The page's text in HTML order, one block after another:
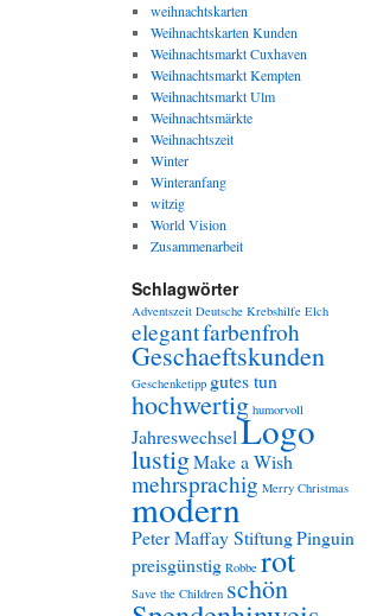
weihnachtskarten
Weihnachtskarten Kunden
Weihnachtsmarkt Cuxhaven
Weihnachtsmarkt Kempten
Weihnachtsmarkt Ulm
Weihnachtsmärkte
Weihnachtszeit
Winter
Winteranfang
witzig
World Vision
Zusammenarbeit
Schlagwörter
Adventszeit Deutsche Krebshilfe Elch
elegantfarbenfroh
Geschaeftskunden
Geschenketipp gutes tun
hochwertig humorvoll
JahreswechselLogo
lustigMake a Wish
mehrsprachig Merry Christmas
modern
Peter Maffay StiftungPinguin
preisgünstig Robbe rot
Save the Children schön